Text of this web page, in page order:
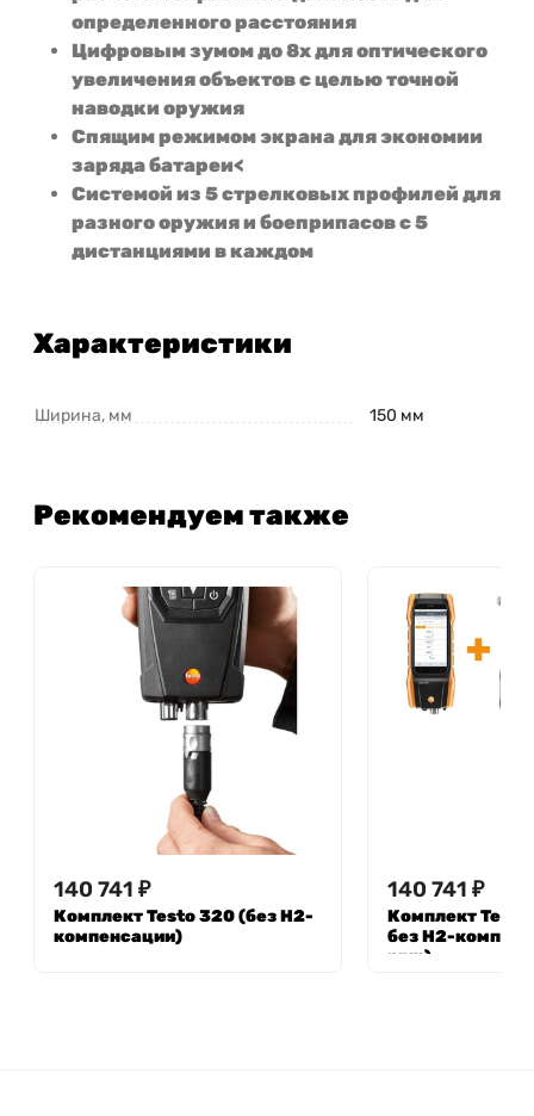
определенного расстояния
Цифровым зумом до 8х для оптического
увеличения объектов с целью точной
наводки оружия
Спящим режимом экрана для экономии
заряда батареи<
Системой из 5 стрелковых профилей для
разного оружия и боеприпасов с 5
дистанциями в каждом
Характеристики
Ширина, мм 150 мм
Рекомендуем также
140 741 ₽
Комплект Testo 320 (без Н2-
компенсации)
140 741 ₽
Комплект Testo
без Н2-
ppm)